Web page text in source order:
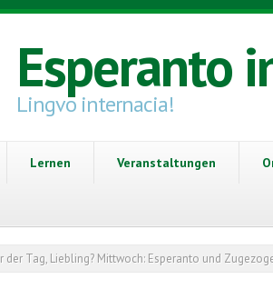
Esperanto
Lingvo internacia!
Lernen Veranstaltungen
der Tag, Liebling? Mittwoch: Esperanto und